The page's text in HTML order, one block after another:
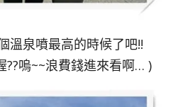
溫泉噴最高的時候了吧!!
??嗚~~浪費錢進來看啊… )